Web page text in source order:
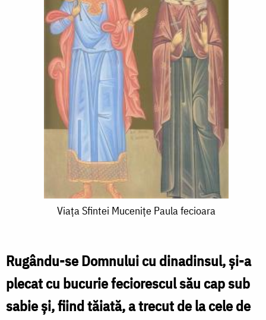
Mucenițe
Paula
fecioara
Viața Sfintei Mucenițe Paula fecioara
Rugându-se Domnului cu dinadinsul, și-a
plecat cu bucurie feciorescul său cap sub
sabie și, fiind tăiată, a trecut de la cele de